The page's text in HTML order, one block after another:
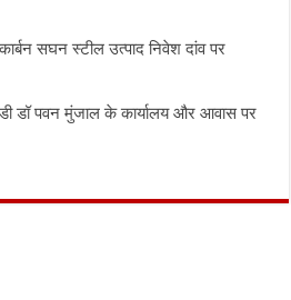
सघन स्टील उत्पाद निवेश दांव पर
डॉ पवन मुंजाल के कार्यालय और आवास पर